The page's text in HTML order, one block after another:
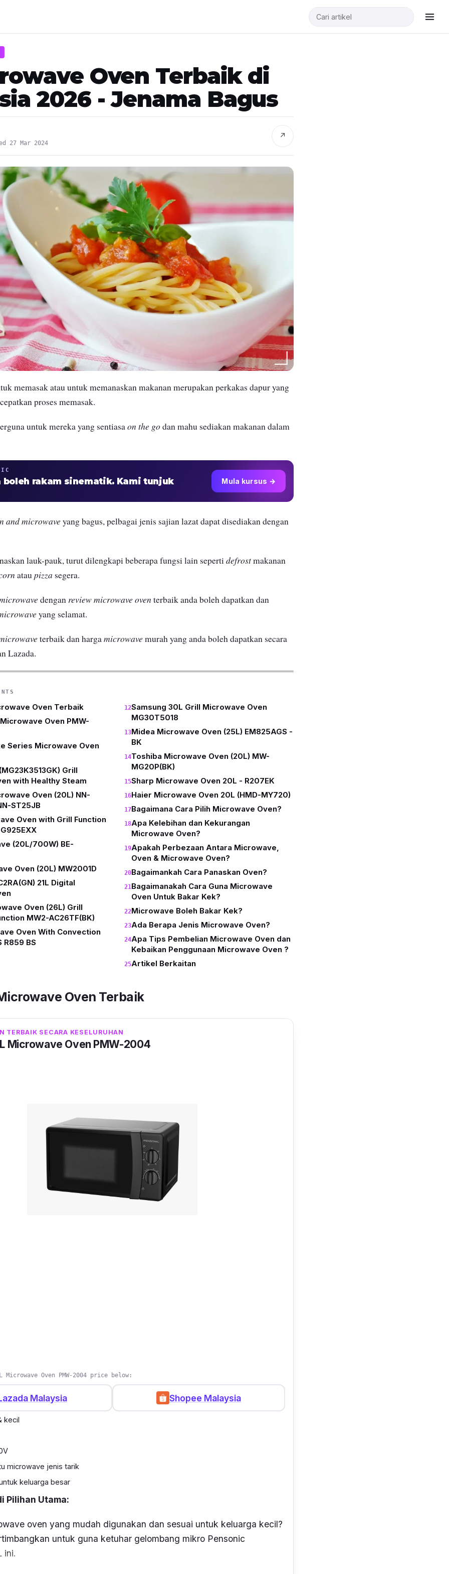
Oven Terbaik di
2026 - Jenama Bagus
27 Mar 2024
↗
memasak atauuntuk memanaskan makanan merupakan perkakas dapur yang
proses memasak.
untuk mereka yang sentiasaon the godan mahu sediakan makanan dalam
boleh rakam sinematik. Kami tunjuk Mula kursus →
and microwave yang bagus, pelbagai jenis sajian lazat dapat disediakan dengan
lauk-pauk, turut dilengkapi beberapa fungsi lain sepertidefrostmakanan
ataupizza segera.
dengan review microwave oven terbaik anda boleh dapatkan dan
yang selamat.
terbaik dan hargamicrowave murah yang anda boleh dapatkan secara
Lazada.
Oven Terbaik
Oven PMW-
Series Microwave Oven
Grill
with Healthy Steam
Oven (20L) NN-
ST25JB
Oven with Grill Function
(20L/700W) BE-
Oven (20L) MW2001D
21L Digital
Oven (26L) Grill
MW2-AC26TF(BK)
Oven With Convection
R859 BS
Samsung 30L Grill Microwave Oven
MG30T5018
Midea Microwave Oven (25L) EM825AGS -
BK
Toshiba Microwave Oven (20L) MW-
MG20P(BK)
Sharp Microwave Oven 20L - R207EK
Haier Microwave Oven 20L (HMD-MY720)
Bagaimana Cara Pilih Microwave Oven?
Apa Kelebihan dan Kekurangan
Microwave Oven?
Apakah Perbezaan Antara Microwave,
Oven & Microwave Oven?
Bagaimankah Cara Panaskan Oven?
Bagaimanakah Cara Guna Microwave
Oven Untuk Bakar Kek?
Microwave Boleh Bakar Kek?
Ada Berapa Jenis Microwave Oven?
Apa Tips Pembelian Microwave Oven dan
Kebaikan Penggunaan Microwave Oven ?
Artikel Berkaitan
Oven Terbaik
TERBAIK SECARA KESELURUHAN
Microwave Oven PMW-2004
Microwave Oven PMW-2004 price below:
Malaysia Shopee Malaysia
kecil
microwave jenis tarik
keluarga besar
Pilihan Utama:
oven yang mudah digunakan dan sesuai untuk keluarga kecil?
untuk guna ketuhar gelombang mikro Pensonic
ini.